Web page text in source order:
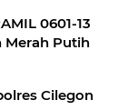
0601-13
Cilegon